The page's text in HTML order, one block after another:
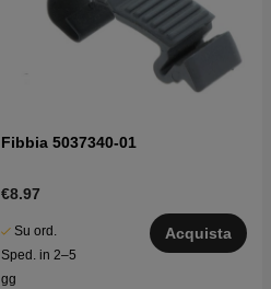
Fibbia 5037340-01
€8.97
Su ord.
Sped. in 2–5
gg
Acquista